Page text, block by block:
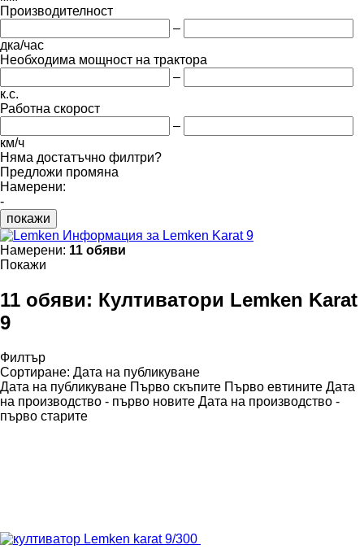
Производителност
–
дка/час
Необходима мощност на трактора
–
к.с.
Работна скорост
–
км/ч
Няма достатъчно филтри?
Предложи промяна
Намерени:
-
покажи
Информация за Lemken Karat 9
Намерени: 11 обяви
Покажи
11 обяви: Култиватори Lemken Karat
9
Филтър
Сортиране: Дата на публикуване
Дата на публикуване Първо скъпите Първо евтините Дата
на производство - първо новите Дата на производство -
първо старите